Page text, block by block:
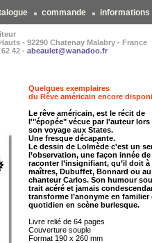
commande informations
- 92290 Chatenay Malabry - France
42 - abeaulet@wanadoo.fr
Quelques exemplaires
du Rêve américain encore
Le rêve américain, est le récit de
l'"épopée" vécue par l'auteur lors
son voyage aux States.
Une fresque décapante.
Le dessin de Lolmède c'est un
l’observation, une façon innée de
raconter l’insignifiant, qu’il doit à
maîtres, Dubuffet, Bonnard ou au
chanteur Carlos. Son humour
trait acéré et jamais
transforme l’anonyme en familier
quotidien en scène burlesque.
Livre relié de 64 pages
Couverture souple
Format 190 x 260 mm